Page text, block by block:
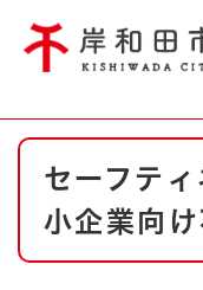
やさしい日本語
防災・緊
ハザード
本
セーフテ
小企業向け